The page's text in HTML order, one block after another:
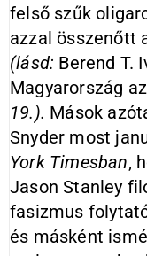
felső szűk
azzal összenőtt
(lásd: Berend T.
Magyarország
19.). Mások
Snyder most
York Timesban,
Jason Stanley
fasizmus
és másként